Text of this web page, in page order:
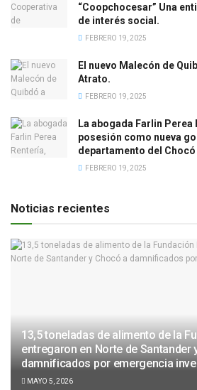
“Coopchocesar” Una
de interés social.
FEBRERO 19, 2025
El nuevo Malecón de
Atrato.
FEBRERO 19, 2025
La abogada Farlin
posesión como nueva
departamento del Chocó
FEBRERO 19, 2025
Noticias recientes
13,5 toneladas de alimento de la
entregaron en Norte de Santander
damnificados por emergencia
MAYO 5, 2026